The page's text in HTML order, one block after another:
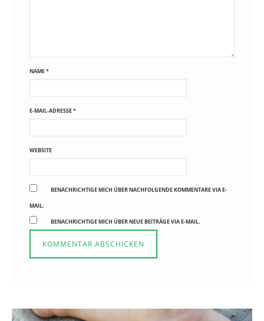
NAME*
E-MAIL-ADRESSE*
WEBSITE
BENACHRICHTIGE MICH ÜBER NACHFOLGENDE KOMMENTARE VIA E-
MAIL.
BENACHRICHTIGE MICH ÜBER NEUE BEITRÄGE VIA E-MAIL.